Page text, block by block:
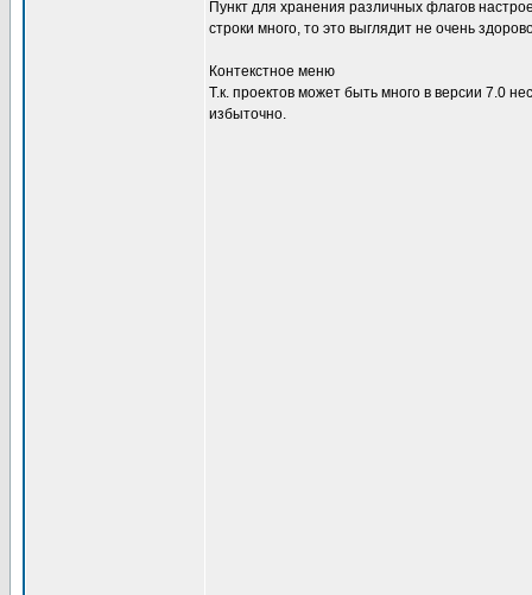
Пункт для хранения различных флагов
строки много, то это выглядит не очень
Контекстное меню
Т.к. проектов может быть много в версии 7.0
избыточно.